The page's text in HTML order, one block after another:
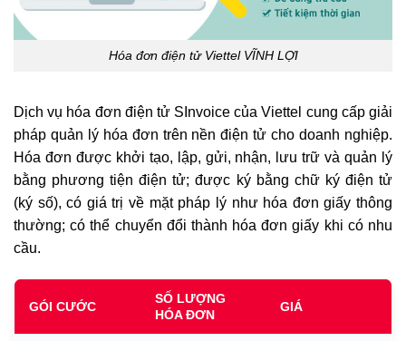
Hóa đơn điện tử Viettel VĨNH LỢI
Dịch vụ hóa đơn điện tử SInvoice của Viettel cung cấp giải
pháp quản lý hóa đơn trên nền điện tử cho doanh nghiệp.
Hóa đơn được khởi tạo, lập, gửi, nhận, lưu trữ và quản lý
bằng phương tiện điện tử; được ký bằng chữ ký điện tử
(ký số), có giá trị về mặt pháp lý như hóa đơn giấy thông
thường; có thể chuyển đổi thành hóa đơn giấy khi có nhu
cầu.
GÓI CƯỚC
SỐ LƯỢNG
HÓA ĐƠN
GIÁ